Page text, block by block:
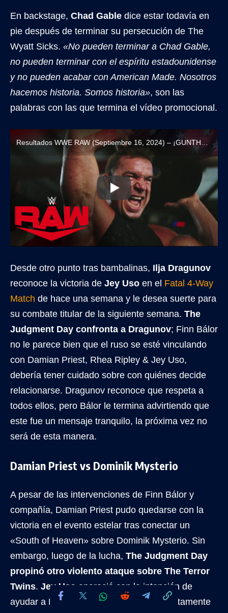
En backstage, Chad Gable dice estar todavía en
pie después de terminar su persecución de The
Wyatt Sicks. «No pueden terminar a Chad Gable,
no pueden terminar con el espíritu estadounidense
y no pueden acabar con American Made. Nosotros
hacemos historia. Somos historia», son las
palabras con las que termina el vídeo promocional.
Desde otro punto tras bambalinas, Ilja Dragunov
reconoce la victoria de Jey Uso en el Fatal 4-Way
Match de hace una semana y le desea suerte para
su combate titular de la siguiente semana. The
Judgment Day confronta a Dragunov; Finn Bálor
no le parece bien que el ruso se esté vinculando
con Damian Priest, Rhea Ripley & Jey Uso,
debería tener cuidado sobre con quiénes decide
relacionarse. Dragunov reconoce que respeta a
todos ellos, pero Bálor le termina advirtiendo que
este fue un mensaje tranquilo, la próxima vez no
será de esta manera.
Damian Priest vs Dominik Mysterio
A pesar de las intervenciones de Finn Bálor y
compañía, Damian Priest pudo quedarse con la
victoria en el evento estelar tras conectar un
«South of Heaven» sobre Dominik Mysterio. Sin
embargo, luego de la lucha, The Judgment Day
propinó otro violento ataque sobre The Terror
Twins. Jey Uso apareció con la intención de
ayudar a Rhea & Damian, pero fue abruptamente